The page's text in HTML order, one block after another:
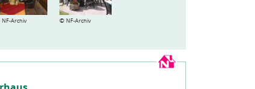
NF-Archiv © NF-Archiv